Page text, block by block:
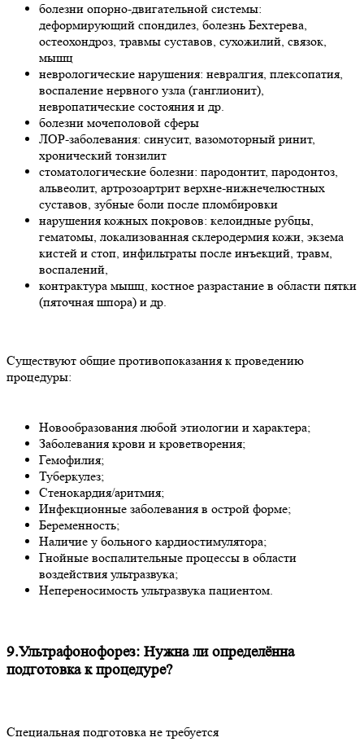
болезни опорно-двигательной системы:
деформирующий спондилез, болезнь Бехтерева,
остеохондроз, травмы суставов, сухожилий, связок,
мышц
неврологические нарушения: невралгия, плексопатия,
воспаление нервного узла (ганглионит),
невропатические состояния и др.
болезни мочеполовой сферы
ЛОР-заболевания: синусит, вазомоторный ринит,
хронический тонзилит
стоматологические болезни: пародонтит, пародонтоз,
альвеолит, артрозоартрит верхне-нижнечелюстных
суставов, зубные боли после пломбировки
нарушения кожных покровов: келоидные рубцы,
гематомы, локализованная склеродермия кожи, экзема
кистей и стоп, инфильтраты после инъекций, травм,
воспалений,
контрактура мышц, костное разрастание в области пятки
(пяточная шпора) и др.
Существуют общие противопоказания к проведению
процедуры:
Новообразования любой этиологии и характера;
Заболевания крови и кроветворения;
Гемофилия;
Туберкулез;
Стенокардия/аритмия;
Инфекционные заболевания в острой форме;
Беременность;
Наличие у больного кардиостимулятора;
Гнойные воспалительные процессы в области
воздействия ультразвука;
Непереносимость ультразвука пациентом.
9.Ультрафонофорез: Нужна ли определённа
подготовка к процедуре?
Специальная подготовка не требуется